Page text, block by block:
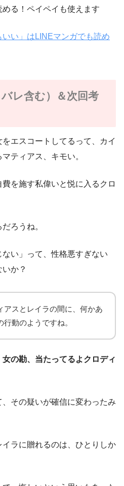
る！ペイペイも使えます
い」はLINEマンガでも読め
レ含む）＆次回考
エスコートしてるって、カイ
ティアス、キモい。
を施す私偉いと悦に入るクロ
ろうね。
ない」って、性格悪すぎない
か？
アスとレイラの間に、何かあ
行動のようですね。
女の勘、当たってるよクロディ
、その疑いが確信に変わったみ
ラに贈れるのは、ひとりしか